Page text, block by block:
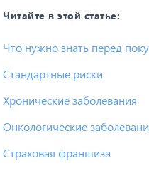
Читайте в этой статье:
Что нужно знать перед
Стандартные риски
Хронические заболевания
Онкологические
Страховая франшиза